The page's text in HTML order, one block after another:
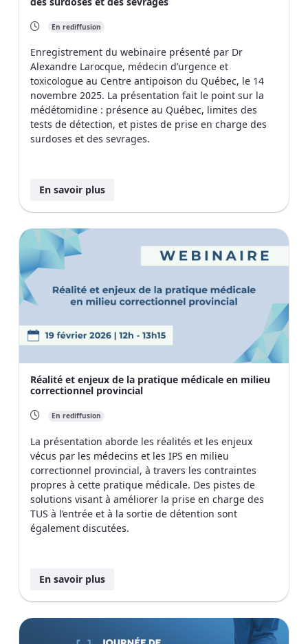
En rediffusion
Enregistrement du webinaire présenté par Dr
Alexandre Larocque, médecin d’urgence et
toxicologue au Centre antipoison du Québec, le 14
novembre 2025. La présentation fait le point sur la
médétomidine : présence au Québec, limites des
tests de détection, et pistes de prise en charge des
surdoses et des sevrages.
En savoir plus
Réalité et enjeux de la pratique médicale en milieu
correctionnel provincial
En rediffusion
La présentation aborde les réalités et les enjeux
vécus par les médecins et les IPS en milieu
correctionnel provincial, à travers les contraintes
propres à cette pratique médicale. Des pistes de
solutions visant à améliorer la prise en charge des
TUS à l’entrée et à la sortie de détention sont
également discutées.
En savoir plus